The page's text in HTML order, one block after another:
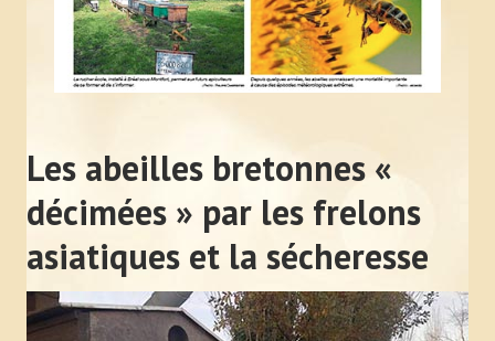
Les abeilles bretonnes «
décimées » par les frelons
asiatiques et la sécheresse